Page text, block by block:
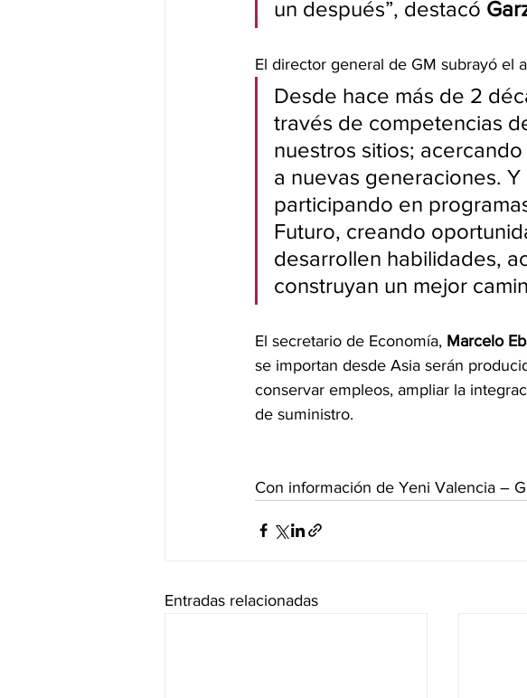
un después”, destacó
El director general de GM subrayó el
Desde hace más de 2
través de competencias
nuestros sitios;
a nuevas generaciones.
participando en
Futuro, creando
desarrollen habilidades,
construyan un mejor
El secretario de Economía, Marcelo
se importan desde Asia serán
conservar empleos, ampliar la
de suministro.
Con información de Yeni Valencia –
Entradas relacionadas